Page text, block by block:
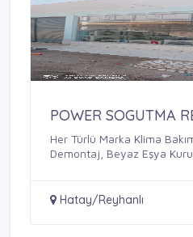
POWER SOGUTMA
Her Türlü Marka Klima
Demontaj, Beyaz Eşya
Hatay/Reyhanlı